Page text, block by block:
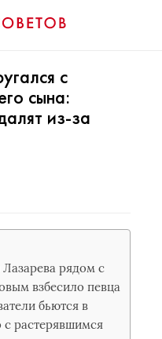
с
сына:
из-за
рядом с
взбесило певца
бьются в
с растерявшимся